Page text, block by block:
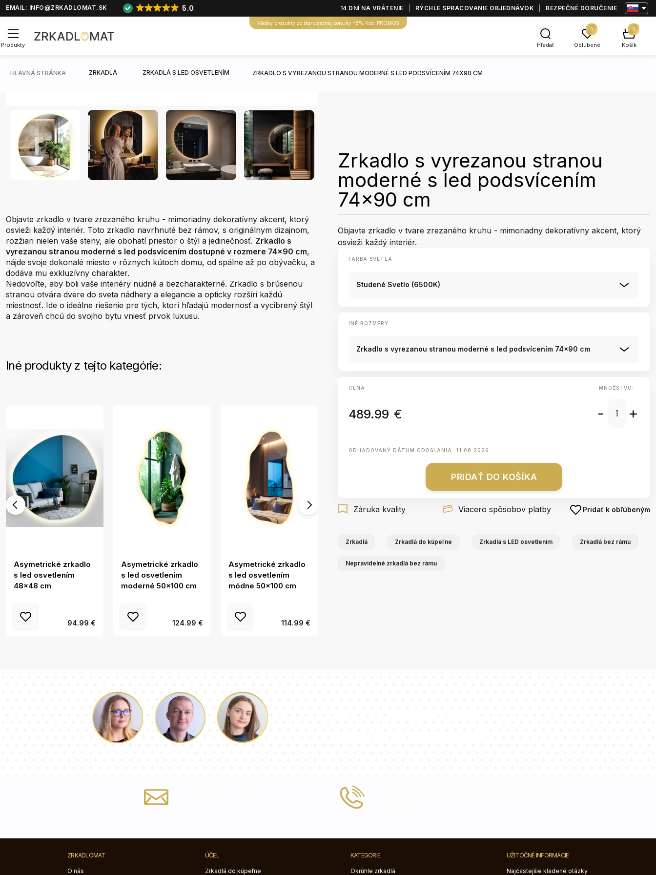
EMAIL: INFO@ZRKADLOMAT.SK 5.0 14 DNÍ NA VRÁTENIE RÝCHLE SPRACOVANIE OBJEDNÁVOK BEZPEČNÉ DORUČENIE
Všetky produkty zo štandardnej ponuky -5% Kód: PROMO5
Produkty Hľadať
0
Oblúbené
0
Košík
HLAVNÁ STRÁNKA ZRKADLÁ ZRKADLÁ S LED OSVETLENÍM ZRKADLO S VYREZANOU STRANOU MODERNÉ S LED PODSVÍCENÍM 74X90 CM
Objavte zrkadlo v tvare zrezaného kruhu - mimoriadny dekoratívny akcent, ktorý
osvieži každý interiér. Toto zrkadlo navrhnuté bez rámov, s originálnym dizajnom,
rozžiari nielen vaše steny, ale obohatí priestor o štýl a jedinečnosť. Zrkadlo s
vyrezanou stranou moderné s led podsvícením dostupné v rozmere 74x90 cm,
nájde svoje dokonalé miesto v rôznych kútoch domu, od spálne až po obývačku, a
dodáva mu exkluzívny charakter.
Nedovoľte, aby boli vaše interiéry nudné a bezcharakterné. Zrkadlo s brúsenou
stranou otvára dvere do sveta nádhery a elegancie a opticky rozšíri každú
miestnosť. Ide o ideálne riešenie pre tých, ktorí hľadajú modernosť a vycibrený štýl
a zároveň chcú do svojho bytu vniesť prvok luxusu.
Iné produkty z tejto kategórie:
Asymetrické zrkadlo
s led osvetlením
48x48 cm
94.99 €
Asymetrické zrkadlo
s led osvetlením
moderné 50x100 cm
124.99 €
Asymetrické zrkadlo
s led osvetlením
módne 50x100 cm
114.99 €
Led oválne zrkadlo
Zrkadlo s vyrezanou stranou
moderné s led podsvícením
74x90 cm
Objavte zrkadlo v tvare zrezaného kruhu - mimoriadny dekoratívny akcent, ktorý
osvieži každý interiér.
FARBA SVETLA
Studené Svetlo (6500K)
INÉ ROZMERY
Zrkadlo s vyrezanou stranou moderné s led podsvícením 74x90 cm
CENA
489.99 €
MNOŽSTVO:
- +
ODHADOVANÝ DÁTUM ODOSLANIA: 11.08.2026
PRIDAŤ DO KOŠÍKA
Záruka kvality Viacero spôsobov platby Pridať k obľúbeným
Zrkadlá Zrkadlá do kúpeľne Zrkadlá s LED osvetlením Zrkadlá bez rámu
Nepravidelné zrkadlá bez rámu
ZRKADLOMAT
O nás
ÚČEL
Zrkadlá do kúpeľne
KATEGORIE
Okrúhle zrkadlá
UŽITOČNÉ INFORMÁCIE
Najčastejšie kladené otázky